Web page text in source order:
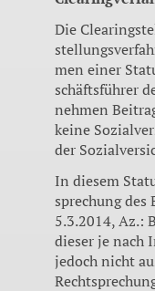
Die
men einer
schäftsführer
nehmen
keine
der
In diesem
sprechung
5.3.2014, Az.:
dieser je nach
jedoch nicht